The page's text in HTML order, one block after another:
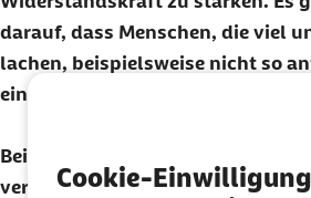
Cookie-
darauf, dass Menschen, die viel
lachen, beispielsweise nicht so
eine depressive Stimmung.
Beim Lachen werden allein im
verschiedene Muskeln